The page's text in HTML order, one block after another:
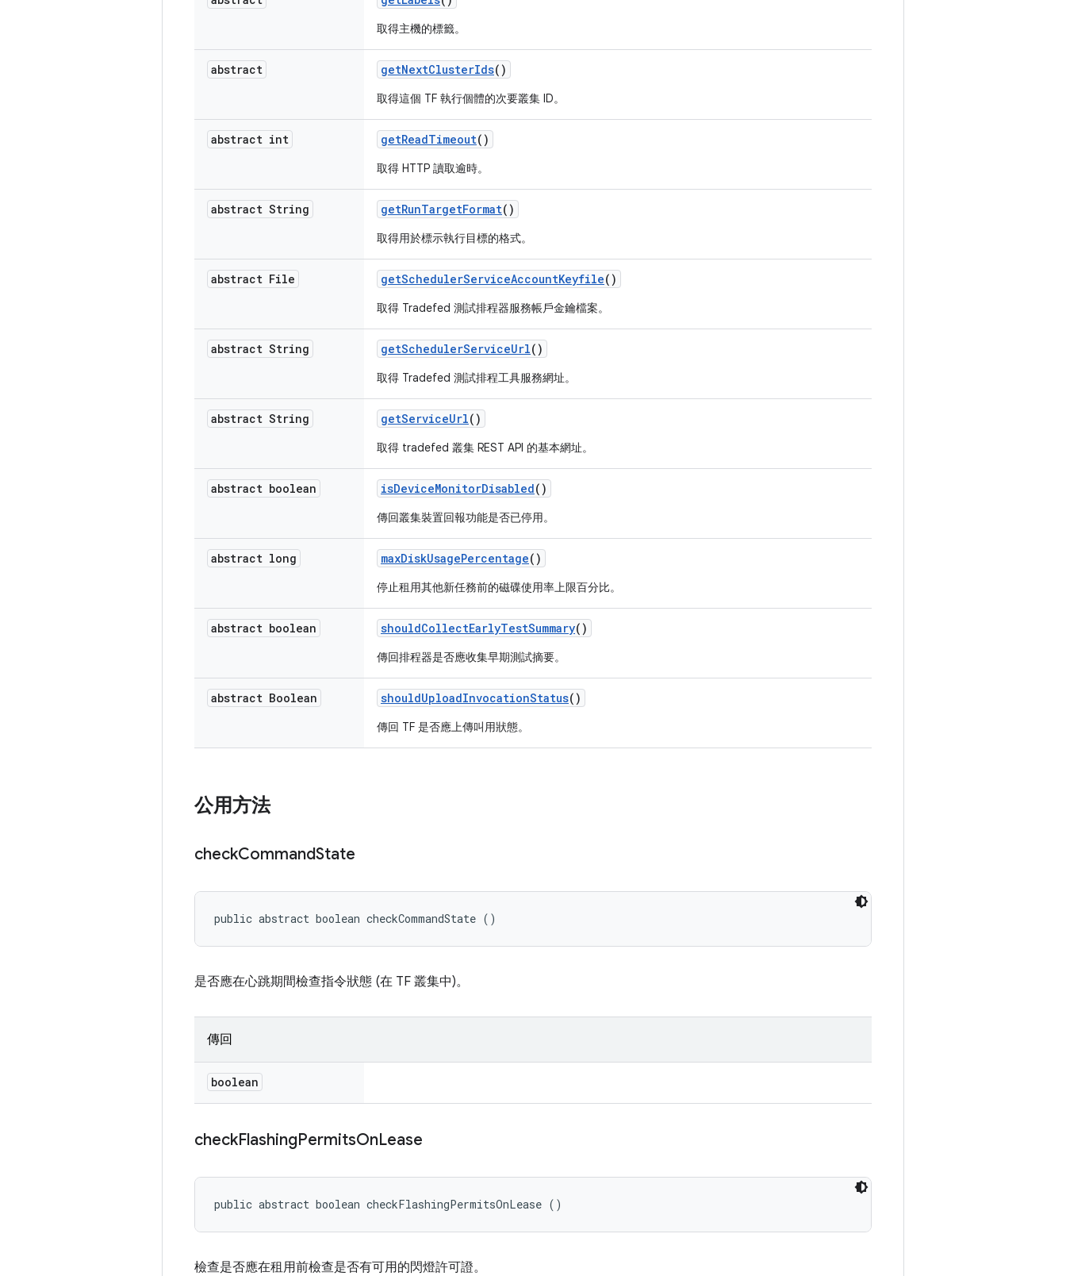
取得主機的標籤。
abstract getNextClusterIds()
取得這個 TF 執行個體的次要叢集 ID。
abstract int getReadTimeout()
取得 HTTP 讀取逾時。
abstract String getRunTargetFormat()
取得用於標示執行目標的格式。
abstract File getSchedulerServiceAccountKeyfile()
取得 Tradefed 測試排程器服務帳戶金鑰檔案。
abstract String getSchedulerServiceUrl()
取得 Tradefed 測試排程工具服務網址。
abstract String getServiceUrl()
取得 tradefed 叢集 REST API 的基本網址。
abstract boolean isDeviceMonitorDisabled()
傳回叢集裝置回報功能是否已停用。
abstract long maxDiskUsagePercentage()
停止租用其他新任務前的磁碟使用率上限百分比。
abstract boolean shouldCollectEarlyTestSummary()
傳回排程器是否應收集早期測試摘要。
abstract Boolean shouldUploadInvocationStatus()
傳回 TF 是否應上傳叫用狀態。
公用方法
checkCommandState
public abstract boolean checkCommandState ()
是否應在心跳期間檢查指令狀態 (在 TF 叢集中)。
傳回
boolean
checkFlashingPermitsOnLease
public abstract boolean checkFlashingPermitsOnLease ()
檢查是否應在租用前檢查是否有可用的閃燈許可證。